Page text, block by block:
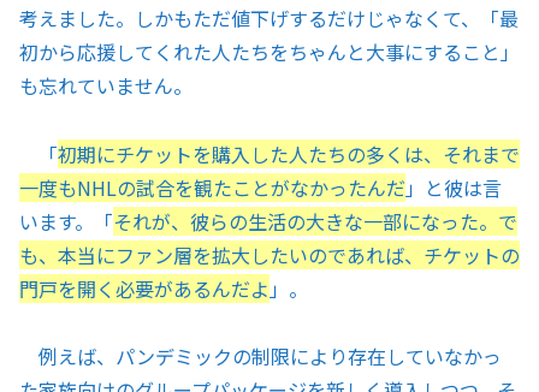
考えました。しかもただ値下げするだけじゃなくて、「最
初から応援してくれた人たちをちゃんと大事にすること」
も忘れていません。
「初期にチケットを購入した人たちの多くは、それまで
一度もNHLの試合を観たことがなかったんだ 」と彼は言
います。「それが、彼らの生活の大きな一部になった。で
も、本当にファン層を拡大したいのであれば、チケットの
門戸を開く必要があるんだよ 」。
例えば、パンデミックの制限により存在していなかっ